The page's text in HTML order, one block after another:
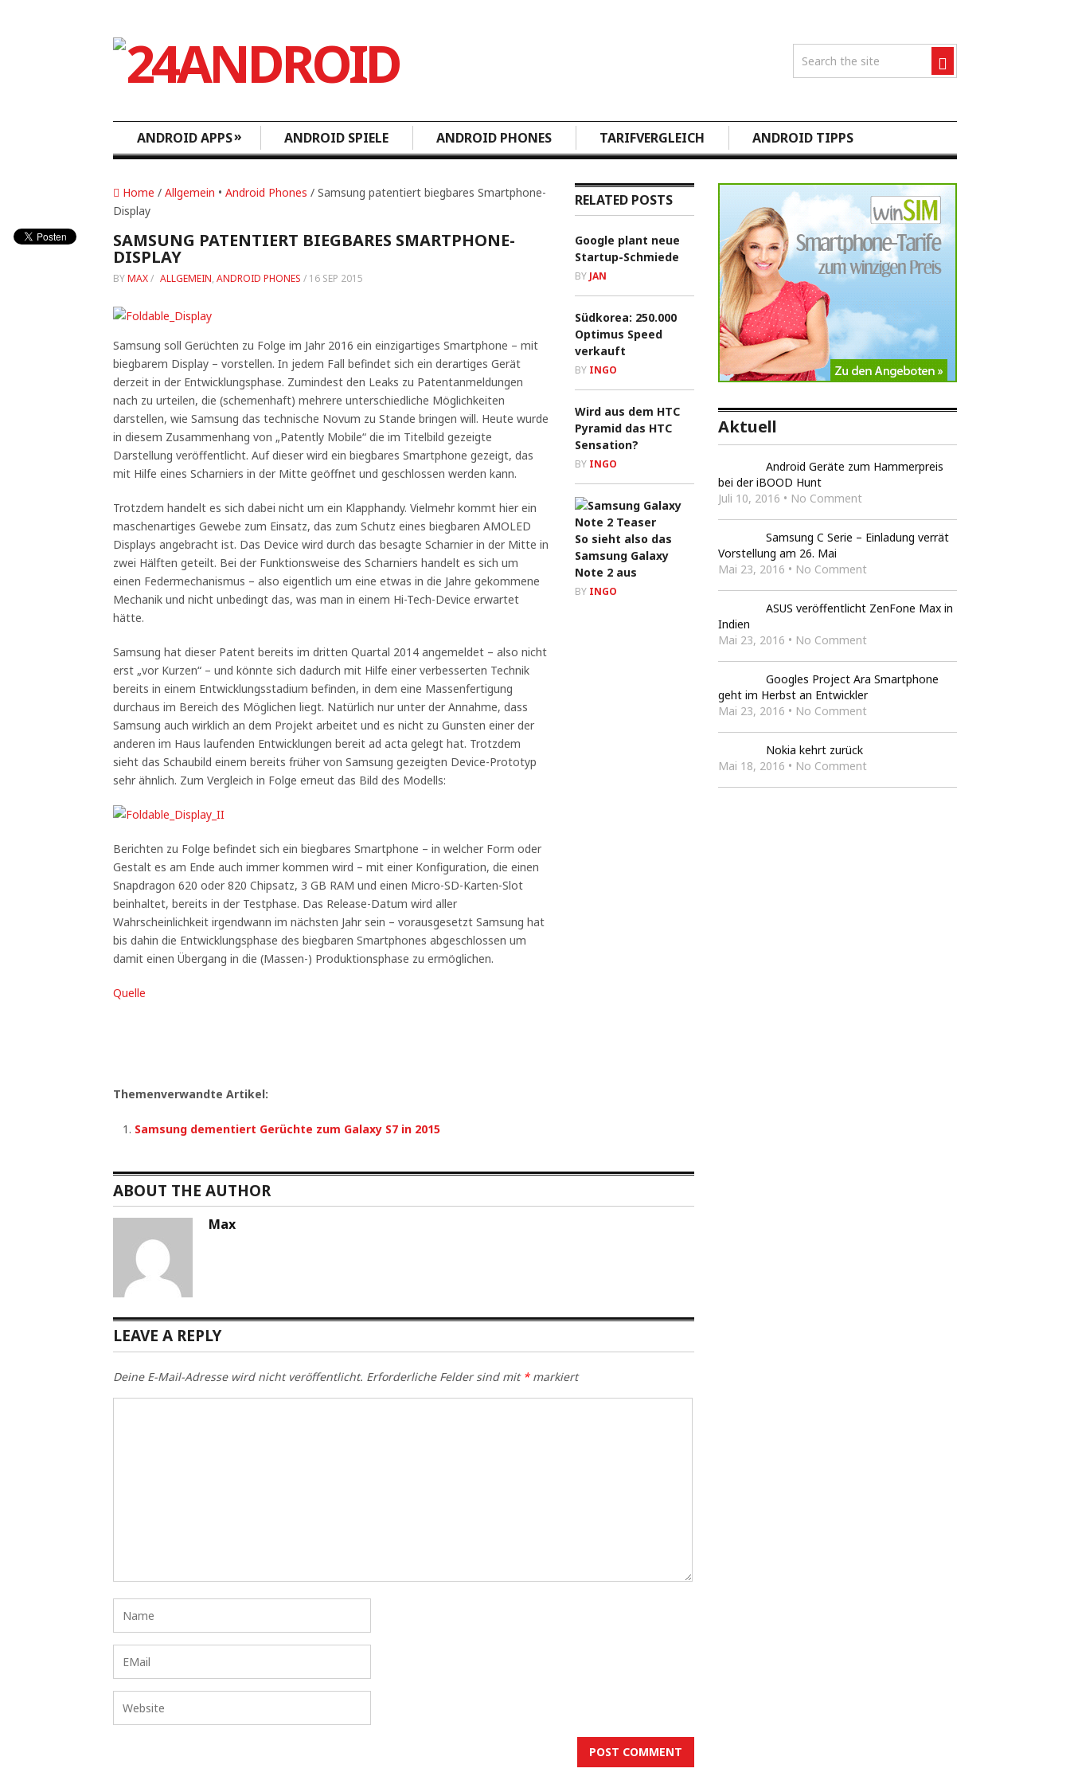
ANDROID APPS» ANDROID SPIELE ANDROID PHONES TARIFVERGLEICH ANDROID TIPPS
Home / Allgemein • Android Phones / Samsung patentiert biegbares Smartphone-
Display
SAMSUNG PATENTIERT BIEGBARES SMARTPHONE-
DISPLAY
BYMAX/ ALLGEMEIN, ANDROID PHONES / 16 SEP 2015
Samsung soll Gerüchten zu Folge im Jahr 2016 ein einzigartiges Smartphone – mit
biegbarem Display – vorstellen. In jedem Fall befindet sich ein derartiges Gerät
derzeit in der Entwicklungsphase. Zumindest den Leaks zu Patentanmeldungen
nach zu urteilen, die (schemenhaft) mehrere unterschiedliche Möglichkeiten
darstellen, wie Samsung das technische Novum zu Stande bringen will. Heute wurde
in diesem Zusammenhang von „Patently Mobile“ die im Titelbild gezeigte
Darstellung veröffentlicht. Auf dieser wird ein biegbares Smartphone gezeigt, das
mit Hilfe eines Scharniers in der Mitte geöffnet und geschlossen werden kann.
Trotzdem handelt es sich dabei nicht um ein Klapphandy. Vielmehr kommt hier ein
maschenartiges Gewebe zum Einsatz, das zum Schutz eines biegbaren AMOLED
Displays angebracht ist. Das Device wird durch das besagte Scharnier in der Mitte in
zwei Hälften geteilt. Bei der Funktionsweise des Scharniers handelt es sich um
einen Federmechanismus – also eigentlich um eine etwas in die Jahre gekommene
Mechanik und nicht unbedingt das, was man in einem Hi-Tech-Device erwartet
hätte.
Samsung hat dieser Patent bereits im dritten Quartal 2014 angemeldet – also nicht
erst „vor Kurzen“ – und könnte sich dadurch mit Hilfe einer verbesserten Technik
bereits in einem Entwicklungsstadium befinden, in dem eine Massenfertigung
durchaus im Bereich des Möglichen liegt. Natürlich nur unter der Annahme, dass
Samsung auch wirklich an dem Projekt arbeitet und es nicht zu Gunsten einer der
anderen im Haus laufenden Entwicklungen bereit ad acta gelegt hat. Trotzdem
sieht das Schaubild einem bereits früher von Samsung gezeigten Device-Prototyp
sehr ähnlich. Zum Vergleich in Folge erneut das Bild des Modells:
Berichten zu Folge befindet sich ein biegbares Smartphone – in welcher Form oder
Gestalt es am Ende auch immer kommen wird – mit einer Konfiguration, die einen
Snapdragon 620 oder 820 Chipsatz, 3 GB RAM und einen Micro-SD-Karten-Slot
beinhaltet, bereits in der Testphase. Das Release-Datum wird aller
Wahrscheinlichkeit irgendwann im nächsten Jahr sein – vorausgesetzt Samsung hat
bis dahin die Entwicklungsphase des biegbaren Smartphones abgeschlossen um
damit einen Übergang in die (Massen-) Produktionsphase zu ermöglichen.
Quelle
Themenverwandte Artikel:
Samsung dementiert Gerüchte zum Galaxy S7 in 2015
RELATED POSTS
Google plant neue
Startup-Schmiede
BY JAN
Südkorea: 250.000
Optimus Speed
verkauft
BY INGO
Wird aus dem HTC
Pyramid das HTC
Sensation?
BY INGO
So sieht also das
Samsung Galaxy
Note 2 aus
BY INGO
ABOUT THE AUTHOR
Max
LEAVE A REPLY
Deine E-Mail-Adresse wird nicht veröffentlicht. Erforderliche Felder sind mit *markiert
Aktuell
Android Geräte zum Hammerpreis
bei der iBOOD Hunt
Juli 10, 2016 • No Comment
Samsung C Serie – Einladung verrät
Vorstellung am 26. Mai
Mai 23, 2016 • No Comment
ASUS veröffentlicht ZenFone Max in
Indien
Mai 23, 2016 • No Comment
Googles Project Ara Smartphone
geht im Herbst an Entwickler
Mai 23, 2016 • No Comment
Nokia kehrt zurück
Mai 18, 2016 • No Comment